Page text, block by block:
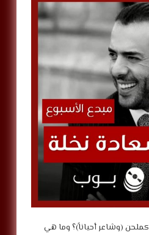
كملحن (وشاعر أحياناً)؟ وما هي